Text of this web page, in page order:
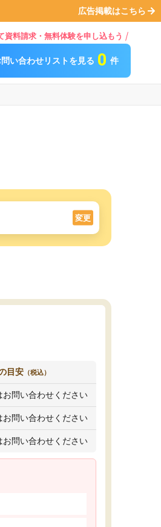
広告掲載はこちら
資料請求・無料体験を申し込もう
問い合わせリストを見る 0 件
変更
目安 （税込）
お問い合わせください
お問い合わせください
お問い合わせください